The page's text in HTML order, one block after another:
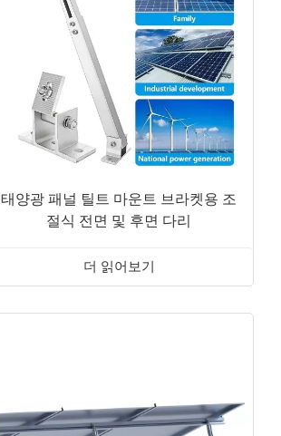
태양광 패널 틸트 마운트 브라켓용 조
절식 전면 및 후면 다리
더 읽어보기